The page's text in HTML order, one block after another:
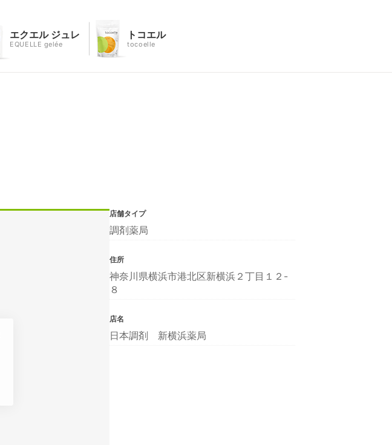
エクエル ジュレ
EQUELLE gelée
トコエル
tocoelle
店舗タイプ
調剤薬局
住所
神奈川県横浜市港北区新横浜２丁目１２-
８
店名
日本調剤 新横浜薬局